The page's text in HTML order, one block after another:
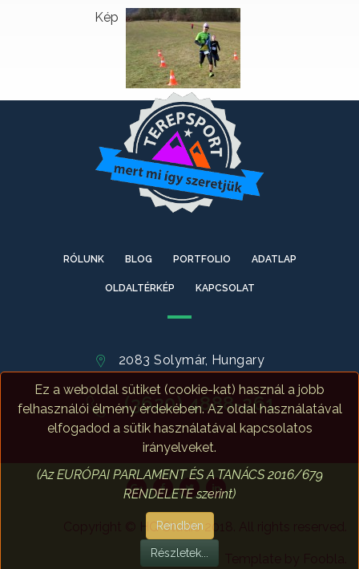
Kép
RÓLUNK BLOG PORTFOLIO ADATLAP
OLDALTÉRKÉP KAPCSOLAT
2083 Solymár, Hungary
(3620) 4888-261
Copyright © HQ Studio 2018. All rights reserved.
Ez a weboldal sütiket (cookie-kat) használ a jobb
felhasználói élmény érdekében. Az oldal használatával
elfogadod a sütik használatával kapcsolatos
irányelveket.
(Az EURÓPAI PARLAMENT ÉS A TANÁCS 2016/679
RENDELETE szerint)
Rendben
Részletek...